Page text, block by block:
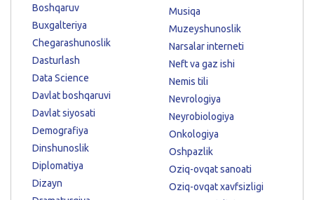
Boshqaruv
Buxgalteriya
Chegarashunoslik
Dasturlash
Data Science
Davlat boshqaruvi
Davlat siyosati
Demografiya
Dinshunoslik
Diplomatiya
Dizayn
Musiqa
Muzeyshunoslik
Narsalar interneti
Neft va gaz ishi
Nemis tili
Nevrologiya
Neyrobiologiya
Onkologiya
Oshpazlik
Oziq-ovqat sanoati
Oziq-ovqat xavfsizligi